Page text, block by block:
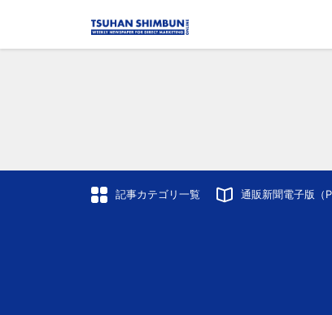
記事カテゴリ一覧 通販新聞電子版（